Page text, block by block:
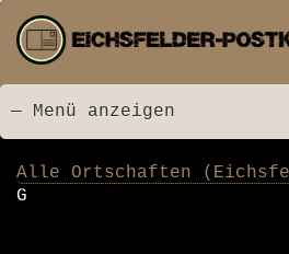
zum
Inhalt
Menü
— Menü anzeigen
Startseite
Neu hinzugefügt
Postkarten
Bildarchiv
Videos
Suche
Kontakt
Links
Spende
Pfadnavigation
Alle Ortschaften
G